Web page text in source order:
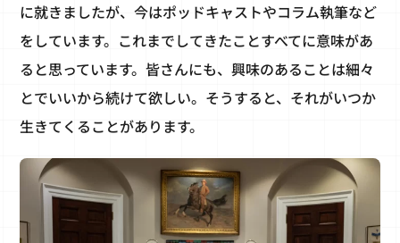
に就きましたが、今はポッドキャストやコラム執筆など
をしています。これまでしてきたことすべてに意味があ
ると思っています。皆さんにも、興味のあることは細々
とでいいから続けて欲しい。そうすると、それがいつか
生きてくることがあります。